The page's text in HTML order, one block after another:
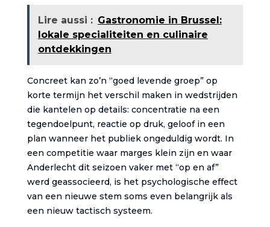
Lire aussi : Gastronomie in Brussel:
lokale specialiteiten en culinaire
ontdekkingen
Concreet kan zo’n “goed levende groep” op
korte termijn het verschil maken in wedstrijden
die kantelen op details: concentratie na een
tegendoelpunt, reactie op druk, geloof in een
plan wanneer het publiek ongeduldig wordt. In
een competitie waar marges klein zijn en waar
Anderlecht dit seizoen vaker met “op en af”
werd geassocieerd, is het psychologische effect
van een nieuwe stem soms even belangrijk als
een nieuw tactisch systeem.